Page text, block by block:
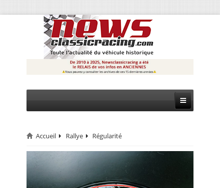
CIRCUIT
RALLYE
MONTAGNE
Accueil Rallye Régularité